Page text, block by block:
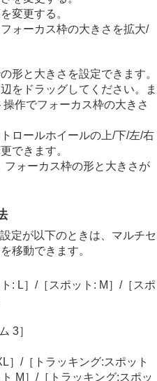
変更する。
ォーカス枠の大きさを拡大/
形と大きさを設定できます。
をドラッグしてください。ま
作でフォーカス枠の大きさ
ロールホイールの上/下/左/右
できます。
フォーカス枠の形と大きさが
定が以下のときは、マルチセ
移動できます。
: L］ /［スポット: M］ /［スポ
3］
］ /［トラッキング:スポット
M］ /［トラッキング:スポッ